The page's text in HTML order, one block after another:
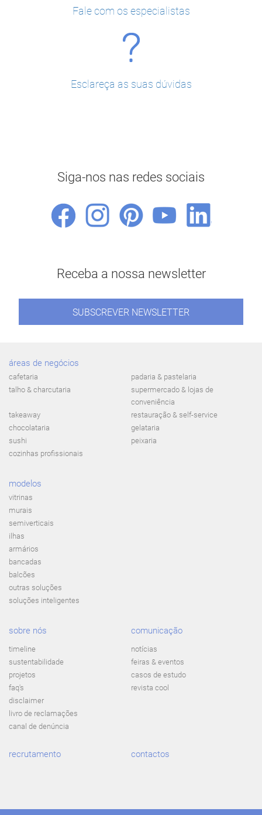
Fale com os especialistas
Esclareça as suas dúvidas
Siga-nos nas redes sociais
Receba a nossa newsletter
SUBSCREVER NEWSLETTER
áreas de negócios
cafetaria
padaria & pastelaria
talho & charcutaria
supermercado & lojas de
conveniência
takeaway
restauração & self-service
chocolataria
gelataria
sushi
peixaria
cozinhas profissionais
modelos
vitrinas
murais
semiverticais
ilhas
armários
bancadas
balcões
outras soluções
soluções inteligentes
sobre nós
timeline
sustentabilidade
projetos
faq's
disclaimer
livro de reclamações
canal de denúncia
comunicação
notícias
feiras & eventos
casos de estudo
revista cool
recrutamento contactos